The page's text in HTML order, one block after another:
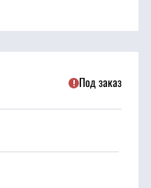
Под заказ